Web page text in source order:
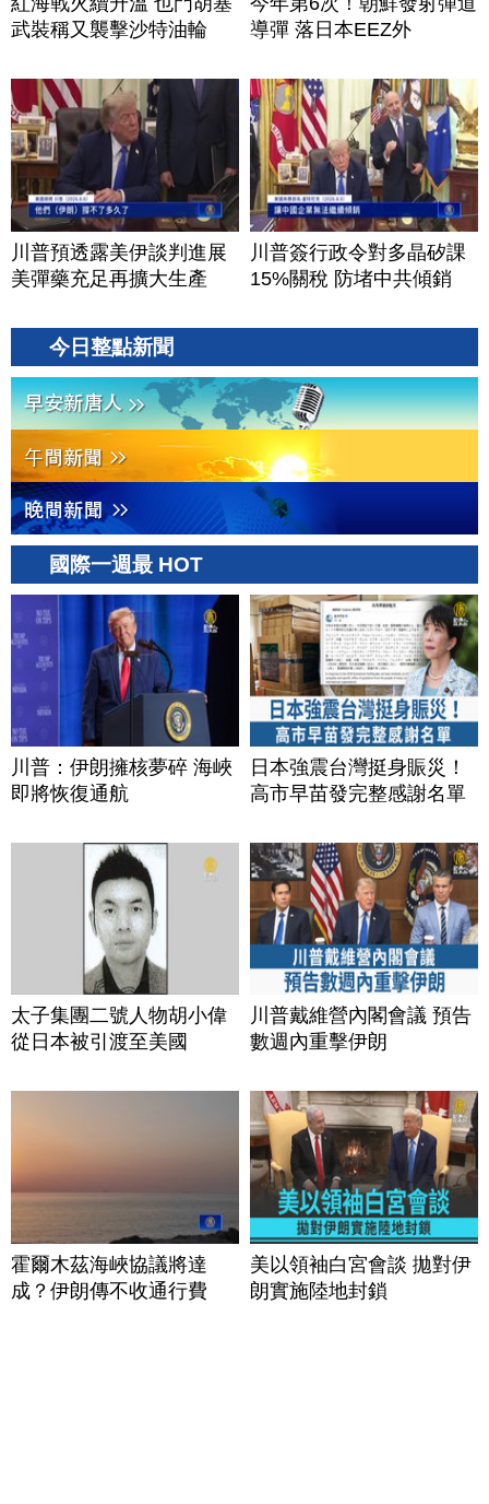
武裝稱又襲擊沙特油輪
導彈 落日本EEZ外
川普預透露美伊談判進展
美彈藥充足再擴大生產
川普簽行政令對多晶矽課
15%關稅 防堵中共傾銷
今日整點新聞
國際一週最 HOT
川普：伊朗擁核夢碎 海峽
即將恢復通航
日本強震台灣挺身賑災！
高市早苗發完整感謝名單
太子集團二號人物胡小偉
從日本被引渡至美國
川普戴維營內閣會議 預告
數週內重擊伊朗
霍爾木茲海峽協議將達
成？伊朗傳不收通行費
美以領袖白宮會談 拋對伊
朗實施陸地封鎖